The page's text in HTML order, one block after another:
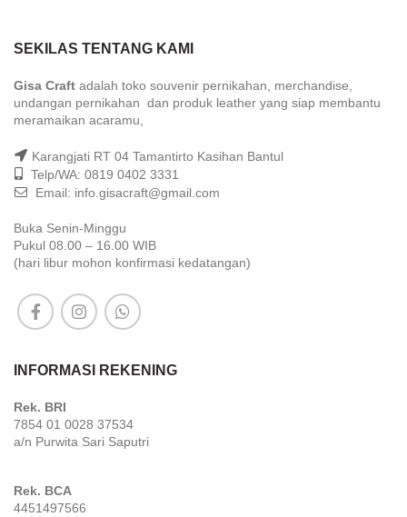
SEKILAS TENTANG KAMI
Gisa Craft adalah toko souvenir pernikahan, merchandise,
undangan pernikahan dan produk leather yang siap membantu
meramaikan acaramu,
Karangjati RT 04 Tamantirto Kasihan Bantul
Telp/WA: 0819 0402 3331
Email: info.gisacraft@gmail.com
Buka Senin-Minggu
Pukul 08.00 – 16.00 WIB
(hari libur mohon konfirmasi kedatangan)
INFORMASI REKENING
Rek. BRI
7854 01 0028 37534
a/n Purwita Sari Saputri
Rek. BCA
4451497566